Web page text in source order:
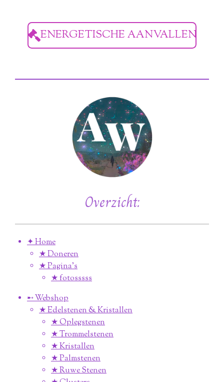
ENERGETISCHE AANVALLEN
Overzicht:
✦ Home
★ Doneren
★ Pagina’s
★ fotosssss
➸ Webshop
★ Edelstenen & Kristallen
★ Oplegstenen
★ Trommelstenen
★ Kristallen
★ Palmstenen
★ Ruwe Stenen